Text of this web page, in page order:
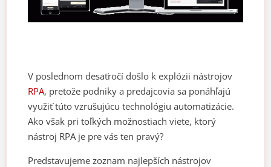
V poslednom desaťročí došlo k explózii nástrojov
RPA, pretože podniky a predajcovia sa ponáhľajú
využiť túto vzrušujúcu technológiu automatizácie.
Ako však pri toľkých možnostiach viete, ktorý
nástroj RPA je pre vás ten pravý?
Predstavujeme zoznam najlepších nástrojov